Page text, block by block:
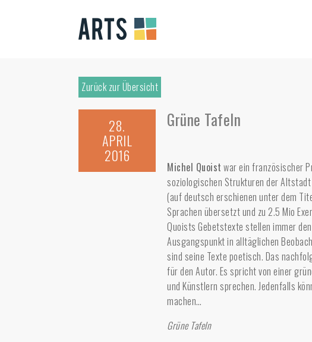
Zurück zur Übersicht
28.
APRIL
2016
Grüne Tafeln
Michel Quoist war ein französischer
soziologischen Strukturen der
(auf deutsch erschienen unter dem
Sprachen übersetzt und zu 2.5 Mio
Quoists Gebetstexte stellen immer
Ausgangspunkt in alltäglichen
sind seine Texte poetisch. Das
für den Autor. Es spricht von einer
und Künstlern sprechen. Jedenfalls
machen…
Grüne Tafeln